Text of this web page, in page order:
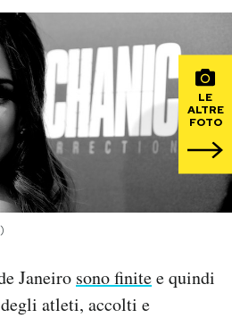
LE
ALTRE
FOTO
Janeiro sono finitee quindi
atleti, accolti e